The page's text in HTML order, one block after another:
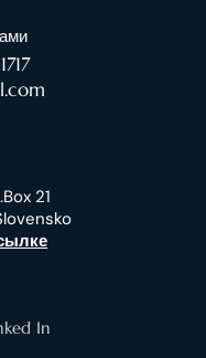
21
In